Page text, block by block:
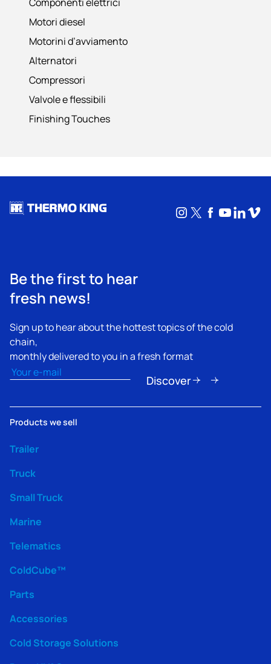
Motori diesel
Motorini d’avviamento
Alternatori
Compressori
Valvole e flessibili
Finishing Touches
Instagram
X Facebook
Be the first to hear
fresh news!
Sign up to hear about the hottest topics of the cold
chain,
monthly delivered to you in a fresh format
Email(Obbligatorio)
Discover
Products we sell
Trailer
Truck
Small Truck
Marine
Telematics
ColdCube™
Parts
Accessories
Cold Storage Solutions